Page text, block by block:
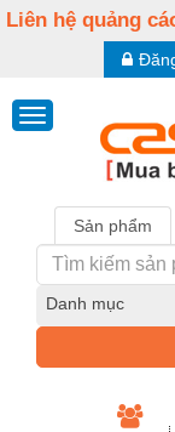
Liên hệ quảng
Sản phẩm
Danh mục